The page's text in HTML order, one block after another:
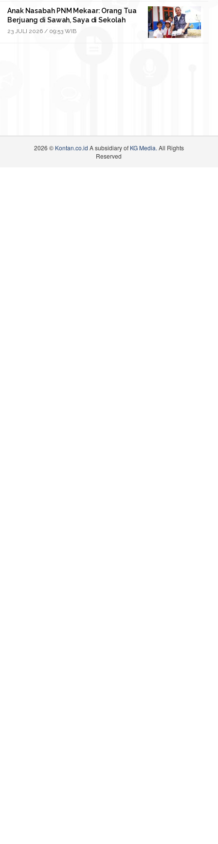
Anak Nasabah PNM Mekaar: Orang Tua
Berjuang di Sawah, Saya di Sekolah
23 JULI 2026 / 09:53 WIB
2026 © Kontan.co.id A subsidiary of KG Media.All Rights
Reserved